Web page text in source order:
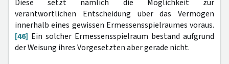
Diese setzt nämlich die Möglichkeit zur
verantwortlichen Entscheidung über das Vermögen
innerhalb eines gewissen Ermessensspielraumes voraus.
[46] Ein solcher Ermessensspielraum bestand aufgrund
der Weisung ihres Vorgesetzten aber gerade nicht.